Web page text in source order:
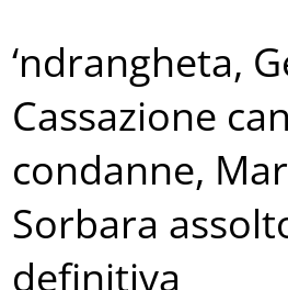
‘ndrangheta,
Cassazione
condanne,
Sorbara
definitiva